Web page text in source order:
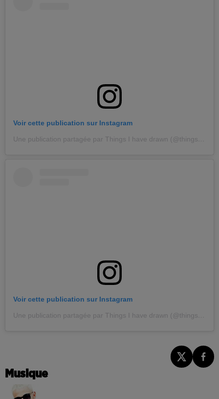
Voir cette publication sur Instagram
Une publication partagée par Things I have drawn (@thingsihavedrawn)
Voir cette publication sur Instagram
Musique